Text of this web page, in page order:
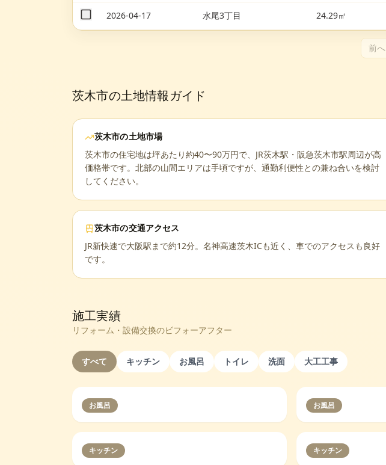
2026-04-17 水尾3丁目 24.29㎡
前へ
茨木市の土地情報ガイド
茨木市の土地市場
茨木市の住宅地は坪あたり約40〜90万円で、JR茨木駅・阪急茨木市駅周辺が高
価格帯です。北部の山間エリアは手頃ですが、通勤利便性との兼ね合いを検討
してください。
茨木市の交通アクセス
JR新快速で大阪駅まで約12分。名神高速茨木ICも近く、車でのアクセスも良好
です。
施工実績
リフォーム・設備交換のビフォーアフター
すべて キッチン お風呂 トイレ 洗面 大工工事
お風呂 お風呂
キッチン キッチン